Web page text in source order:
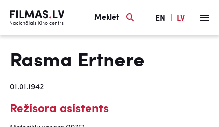
Meklēt EN LV
Rasma Ertnere
01.01.1942
Režisora asistents